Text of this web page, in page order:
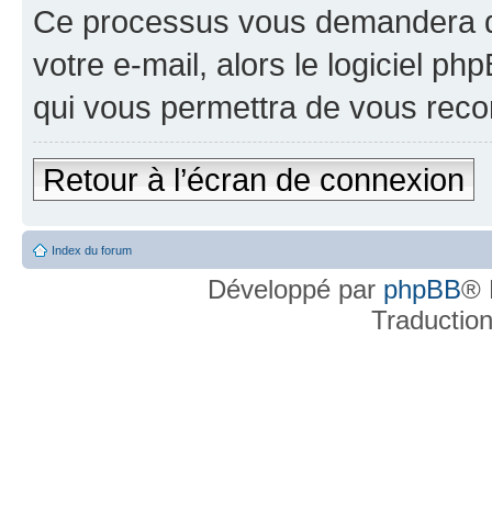
Ce processus vous demandera
votre e-mail, alors le logiciel
qui vous permettra de vous
Retour à l’écran de connexion
Index du forum
Développé par phpBB®